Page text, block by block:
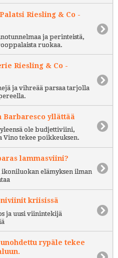
Riesling & Co -
ja perinteistä,
ruokaa.
Riesling & Co -
ja vihreää parsaa tarjolla
Barbaresco yllättää
ole budjettiviini,
Vino tekee poikkeuksen.
lammasviini?
ikoniluokan elämyksen ilman
kriisissä
ja uusi viinintekijä
rypäle tekee